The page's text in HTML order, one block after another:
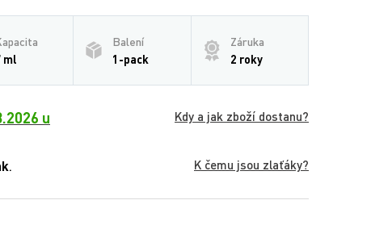
ml
Balení
1-pack
Záruka
2 roky
u
Kdy a jak zboží dostanu?
. K čemu jsou zlaťáky?